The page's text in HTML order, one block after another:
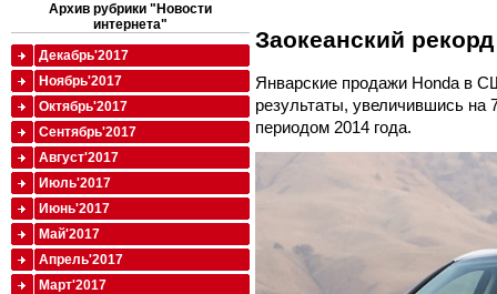
Заокеанский
Январские продажи Honda в
результаты, увеличившись на
периодом 2014 года.
Архив рубрики "Новости
интернета"
Декабрь'2017
Ноябрь'2017
Октябрь'2017
Сентябрь'2017
Август'2017
Июль'2017
Июнь'2017
Май'2017
Апрель'2017
Март'2017